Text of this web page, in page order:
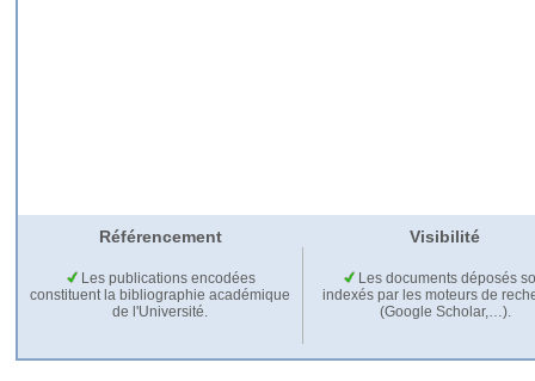
Référencement Visibilité
Les publications encodées
constituent la bibliographie académique
de l'Université.
Les documents déposés
indexés par les moteurs de
(Google Scholar,…).